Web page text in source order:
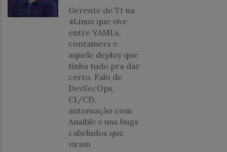
Gerente de TI na
4Linux que vive
entre YAMLs,
containers e
aquele deploy que
tinha tudo pra dar
certo. Falo de
DevSecOps,
CI/CD,
automação com
Ansible e uns bugs
cabeludos que
viram